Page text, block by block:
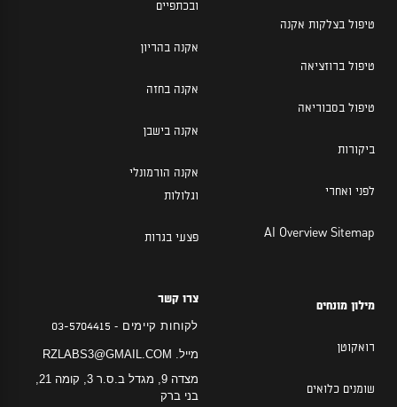
טיפול בצלקות אקנה
טיפול ברוזציאה
טיפול בסבוריאה
ביקורות
לפני ואחרי
AI Overview Sitemap
ובכתפיים
אקנה בהריון
אקנה בחזה
אקנה בישבן
אקנה הורמונלי
וגלולות
פצעי בגרות
מילון מונחים
רואקוטן
שומנים כלואים
צרו קשר
לקוחות קיימים - 03-5704415
מייל. RZLABS3@GMAIL.COM
מצדה 9, מגדל ב.ס.ר 3, קומה 21,
בני ברק